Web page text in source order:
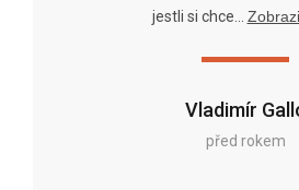
Vladimír
před rokem
jestli si chce...